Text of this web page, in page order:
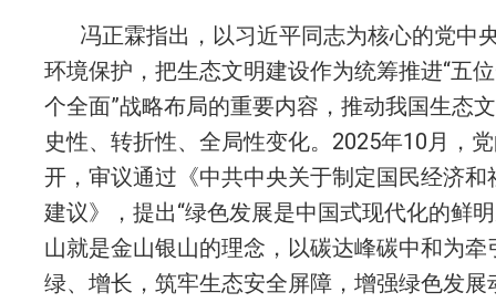
冯正霖指出，以习近平同志为核心的党中
环境保护，把生态文明建设作为统筹推进“五
个全面”战略布局的重要内容，推动我国生态
史性、转折性、全局性变化。2025年10月，
开，审议通过《中共中央关于制定国民经济
建议》，提出“绿色发展是中国式现代化的鲜
山就是金山银山的理念，以碳达峰碳中和为
绿、增长，筑牢生态安全屏障，增强绿色发展